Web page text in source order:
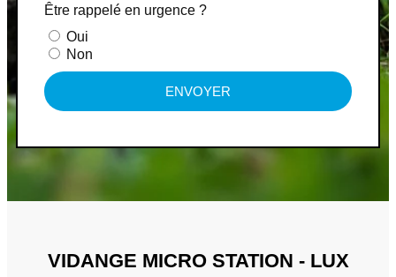
Être rappelé en urgence ?
Oui
Non
ENVOYER
VIDANGE MICRO STATION - LUX